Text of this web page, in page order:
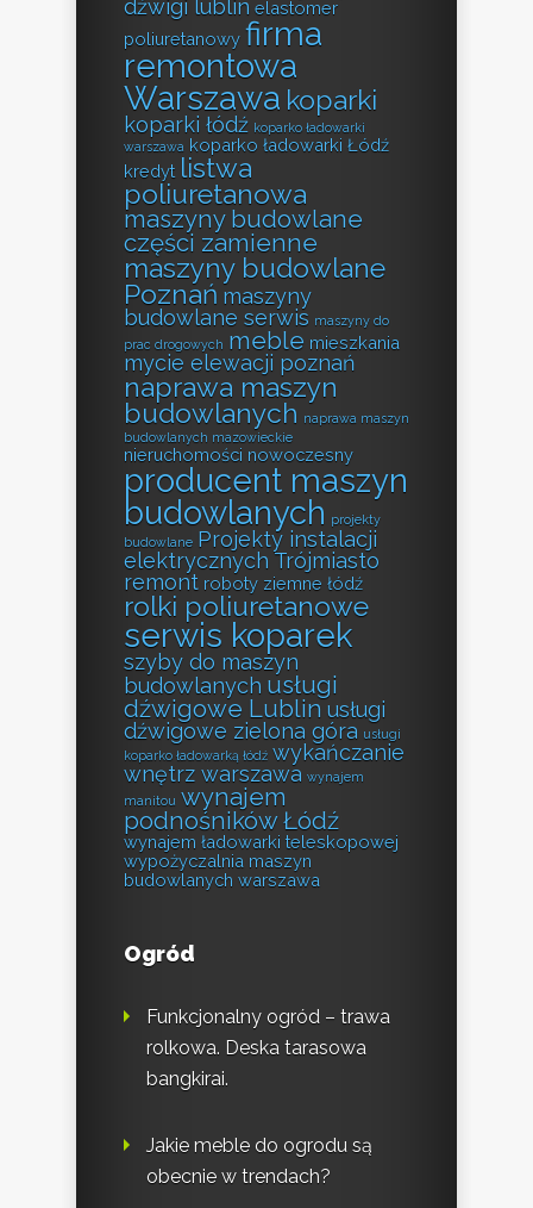
dźwigi lublin elastomer
poliuretanowy firma
remontowa
Warszawa koparki
koparki łódź koparko ładowarki
warszawa koparko ładowarki Łódź
kredyt listwa
poliuretanowa
maszyny budowlane
części zamienne
maszyny budowlane
Poznań maszyny
budowlane serwis maszyny do
prac drogowych meble mieszkania
mycie elewacji poznań
naprawa maszyn
budowlanych naprawa maszyn
budowlanych mazowieckie
nieruchomości nowoczesny
producent maszyn
budowlanych projekty
budowlane Projekty instalacji
elektrycznych Trójmiasto
remont roboty ziemne łódź
rolki poliuretanowe
serwis koparek
szyby do maszyn
budowlanych usługi
dźwigowe Lublin usługi
dźwigowe zielona góra usługi
koparko ładowarką łódź wykańczanie
wnętrz warszawa wynajem
manitou wynajem
podnośników Łódź
wynajem ładowarki teleskopowej
wypożyczalnia maszyn
budowlanych warszawa
Ogród
Funkcjonalny ogród – trawa
rolkowa. Deska tarasowa
bangkirai.
Jakie meble do ogrodu są
obecnie w trendach?